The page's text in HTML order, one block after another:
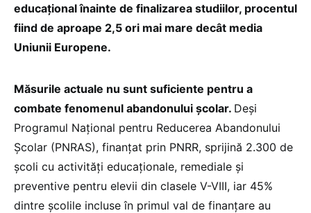
educațional înainte de finalizarea studiilor, procentul
fiind de aproape 2,5 ori mai mare decât media
Uniunii Europene.
Măsurile actuale nu sunt suficiente pentru a
combate fenomenul abandonului școlar. Deși
Programul Național pentru Reducerea Abandonului
Școlar (PNRAS), finanțat prin PNRR, sprijină 2.300 de
școli cu activități educaționale, remediale și
preventive pentru elevii din clasele V-VIII, iar 45%
dintre școlile incluse în primul val de finanțare au